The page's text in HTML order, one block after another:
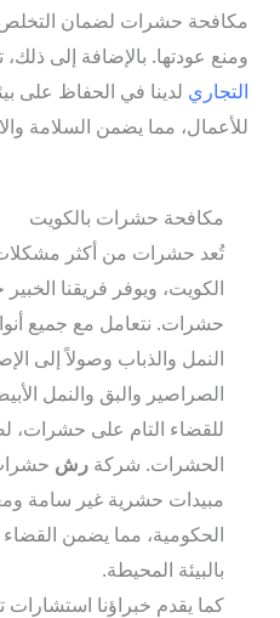
مكافحة حشرات لضمان
ومنع عودتها. بالإضافة إلى
التجاري لدينا في الحفاظ على
للأعمال، مما يضمن السلامة
مكافحة حشرات بالكويت
تُعد حشرات من أكثر
الكويت، ويوفر فريقنا
حشرات. نتعامل مع جميع
النمل والذباب وصولاً إلى
الصراصير والبق والنمل
للقضاء التام على حشرات،
الحشرات. شركة رش
مبيدات حشرية غير سامة
الحكومية، مما يضمن
بالبيئة المحيطة.
كما يقدم خبراؤنا